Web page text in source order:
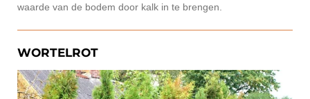
waarde van de bodem door kalk in te brengen.
WORTELROT